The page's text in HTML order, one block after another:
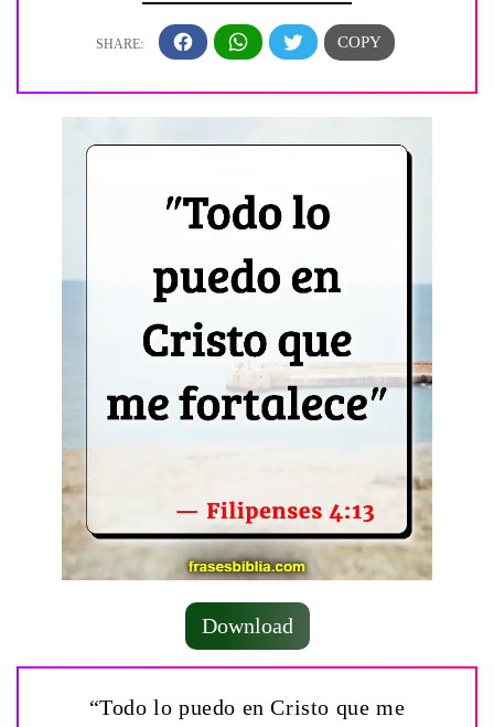
Download
“Todo lo puedo en Cristo que me